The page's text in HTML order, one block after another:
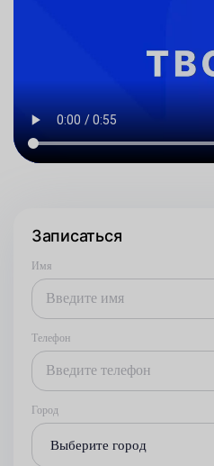
Записаться
Имя
Телефон
Город
Выберите город